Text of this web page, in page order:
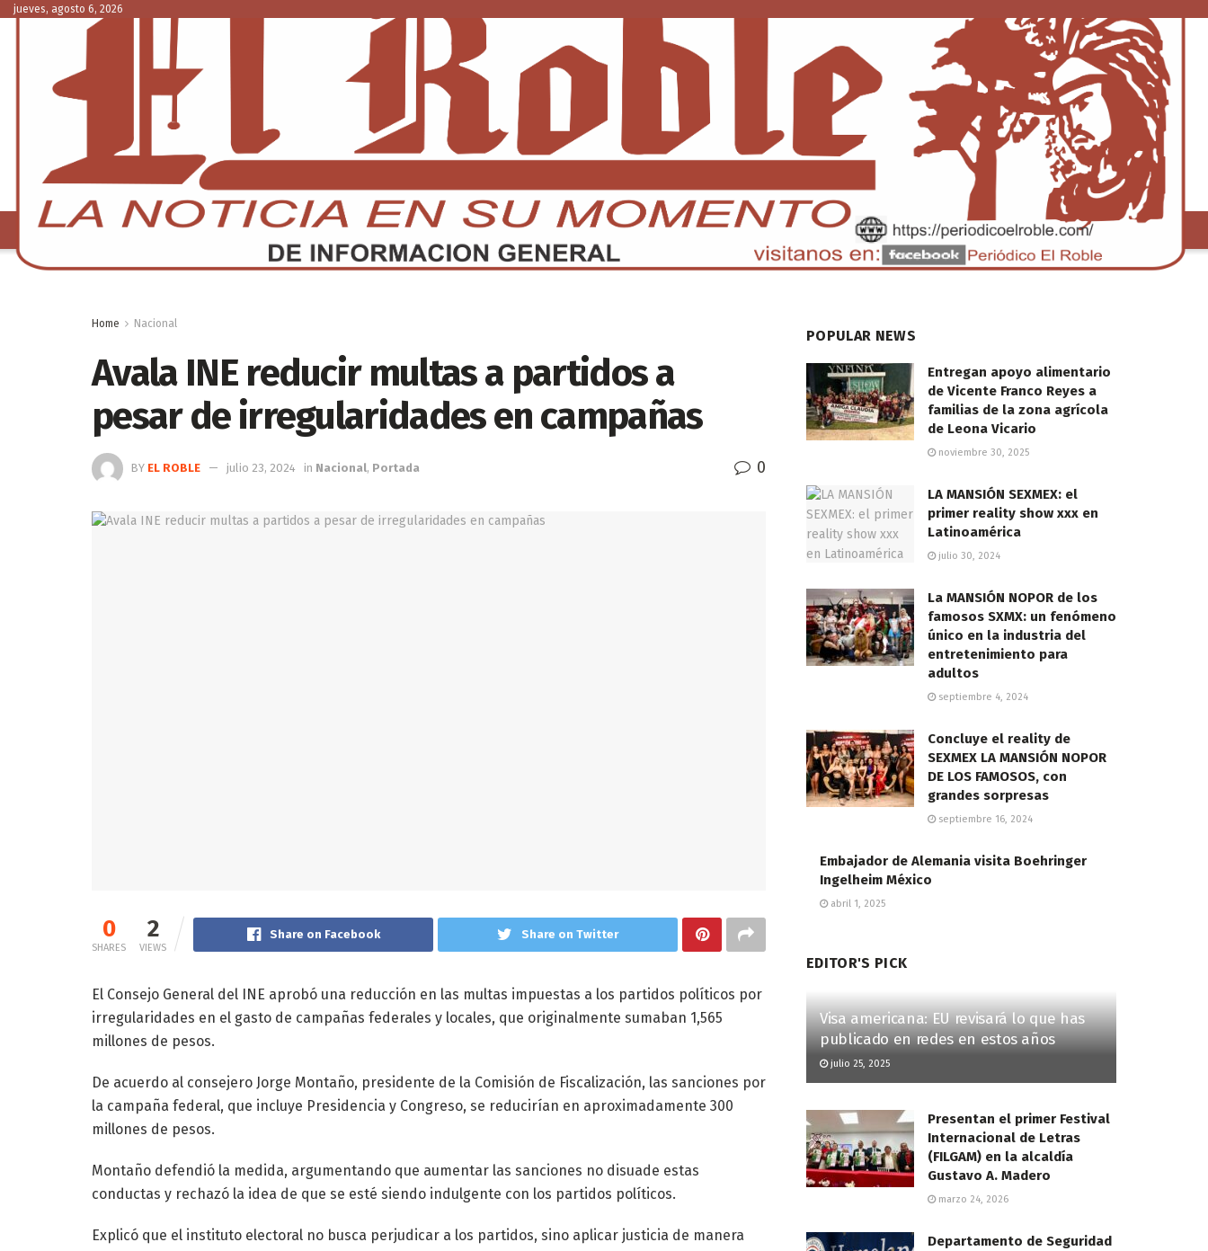
jueves, agosto 6, 2026
NACIONAL CDMX EDOMEX ECONOMÍA INTERNACIONAL DEPORTES TENDENCIA
Home Nacional
Avala INE reducir multas a partidos a
pesar de irregularidades en campañas
BY EL ROBLE julio 23, 2024 in Nacional, Portada 0
0
SHARES
2
VIEWS
Share on Facebook Share on Twitter
El Consejo General del INE aprobó una reducción en las multas impuestas a los partidos políticos por
irregularidades en el gasto de campañas federales y locales, que originalmente sumaban 1,565
millones de pesos.
De acuerdo al consejero Jorge Montaño, presidente de la Comisión de Fiscalización, las sanciones por
la campaña federal, que incluye Presidencia y Congreso, se reducirían en aproximadamente 300
millones de pesos.
Montaño defendió la medida, argumentando que aumentar las sanciones no disuade estas
conductas y rechazó la idea de que se esté siendo indulgente con los partidos políticos.
Explicó que el instituto electoral no busca perjudicar a los partidos, sino aplicar justicia de manera
POPULAR NEWS
Entregan apoyo alimentario
de Vicente Franco Reyes a
familias de la zona agrícola
de Leona Vicario
noviembre 30, 2025
LA MANSIÓN SEXMEX: el
primer reality show xxx en
Latinoamérica
julio 30, 2024
La MANSIÓN NOPOR de los
famosos SXMX: un fenómeno
único en la industria del
entretenimiento para
adultos
septiembre 4, 2024
Concluye el reality de
SEXMEX LA MANSIÓN NOPOR
DE LOS FAMOSOS, con
grandes sorpresas
septiembre 16, 2024
Embajador de Alemania visita Boehringer
Ingelheim México
abril 1, 2025
EDITOR'S PICK
Visa americana: EU revisará lo que has
publicado en redes en estos años
julio 25, 2025
Presentan el primer Festival
Internacional de Letras
(FILGAM) en la alcaldía
Gustavo A. Madero
marzo 24, 2026
Departamento de Seguridad